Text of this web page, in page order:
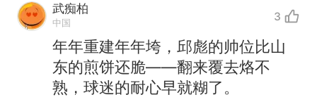
武痴柏
中国 3
年年重建年年垮，邱彪的帅位比山
东的煎饼还脆——翻来覆去烙不
熟，球迷的耐心早就糊了。